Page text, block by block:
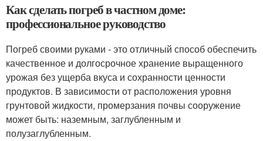
Как сделать погреб в частном доме:
профессиональное руководство
Погреб своими руками - это отличный способ обеспечить
качественное и долгосрочное хранение выращенного
урожая без ущерба вкуса и сохранности ценности
продуктов. В зависимости от расположения уровня
грунтовой жидкости, промерзания почвы сооружение
может быть: наземным, заглубленным и
полузаглубленным.